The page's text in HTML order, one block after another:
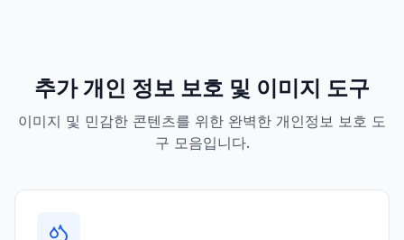
추가 개인 정보 보호 및 이미지 도구
이미지 및 민감한 콘텐츠를 위한 완벽한 개인정보 보호 도
구 모음입니다.